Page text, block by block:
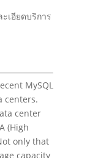
เอียดบริการ
MySQL
centers.
center
(High
only that
capacity